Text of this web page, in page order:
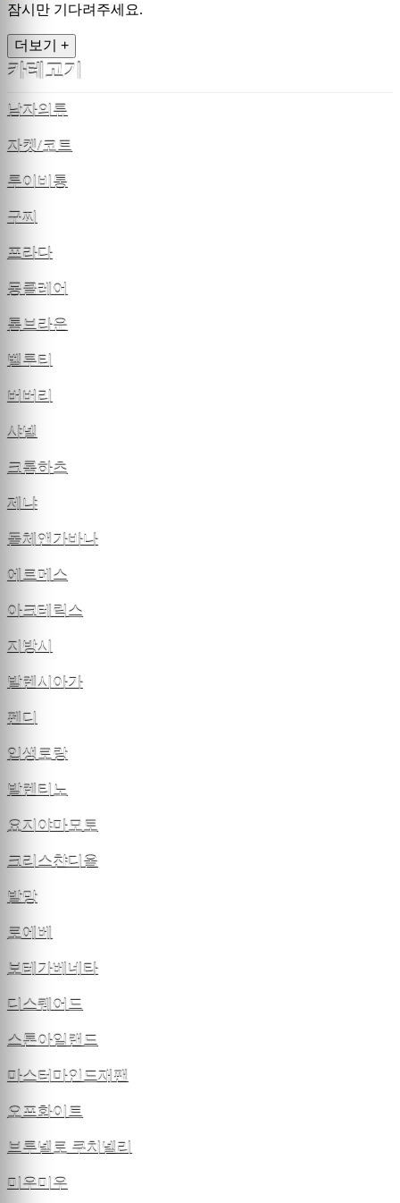
잠시만 기다려주세요.
더보기 +
카테고기
남자의류
자켓/코트
루이비통
구찌
프라다
몽클레어
톰브라운
벨루티
버버리
샤넬
크롬하츠
제냐
돌체앤가바나
에르메스
아크테릭스
지방시
발렌시아가
펜디
입생로랑
발렌티노
요지야마모토
크리스챤디올
발망
로에베
보테가베네타
디스퀘어드
스톤아일랜드
마스터마인드재팬
오프화이트
브루넬로 쿠치넬리
미우미우